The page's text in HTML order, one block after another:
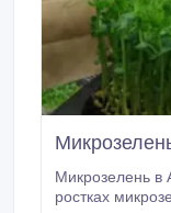
Микрозелень в
ростках